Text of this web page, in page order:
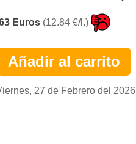
Euros (12.84 €/l.)
Añadir al carrito
27 de Febrero del